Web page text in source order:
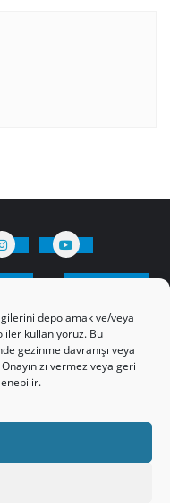
depolamak ve/veya
kullanıyoruz. Bu
gezinme davranışı veya
vermez veya geri
Bize Yazın
Kutsal Kitap
İzleyin
Register
Sohbet Odası